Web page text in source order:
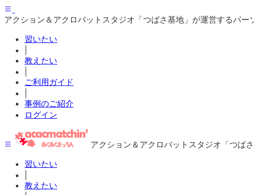
アクション＆アクロバットスタジオ「つばさ基地」が運営するパー
習いたい
教えたい
ご利用ガイド
事例のご紹介
ログイン
アクション＆アクロバットスタジオ「つば
習いたい
教えたい